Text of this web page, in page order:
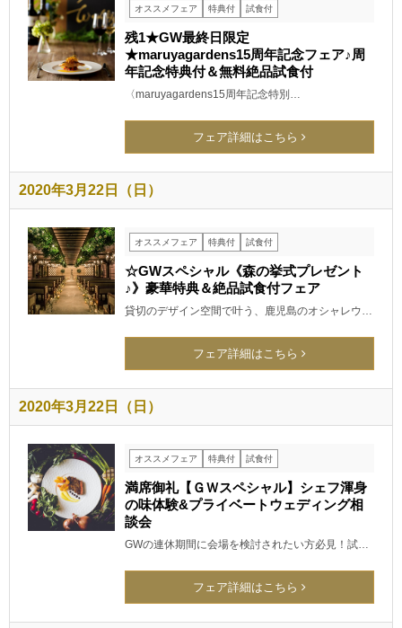
オススメフェア 特典付 試食付
残1★GW最終日限定
★maruyagardens15周年記念フェア♪周
年記念特典付＆無料絶品試食付
〈maruyagardens15周年記念特別…
フェア詳細はこちら
2020年3月22日（日）
オススメフェア 特典付 試食付
☆GWスペシャル《森の挙式プレゼント
♪》豪華特典＆絶品試食付フェア
貸切のデザイン空間で叶う、鹿児島のオシャレウ…
フェア詳細はこちら
2020年3月22日（日）
オススメフェア 特典付 試食付
満席御礼【ＧＷスペシャル】シェフ渾身
の味体験&プライベートウェディング相
談会
GWの連休期間に会場を検討されたい方必見！試…
フェア詳細はこちら